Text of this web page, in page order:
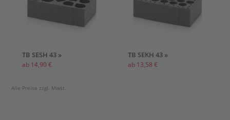
TB SESH 43 »
ab 14,90 €
TB SEKH 43 »
ab 13,58 €
Alle Preise zzgl. Mwst.